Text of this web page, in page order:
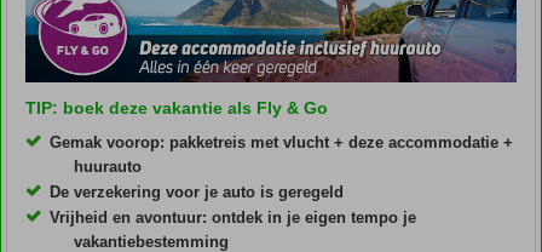
TIP: boek deze vakantie als Fly & Go
Gemak voorop: pakketreis met vlucht + deze accommodatie +
huurauto
De verzekering voor je auto is geregeld
Vrijheid en avontuur: ontdek in je eigen tempo je
vakantiebestemming